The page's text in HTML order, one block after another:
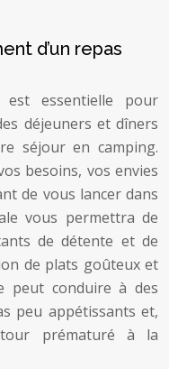
d’un repas
est essentielle pour
déjeuners et dîners
séjour en camping.
besoins, vos envies
de vous lancer dans
vous permettra de
de détente et de
de plats goûteux et
peut conduire à des
peu appétissants et,
prématuré à la